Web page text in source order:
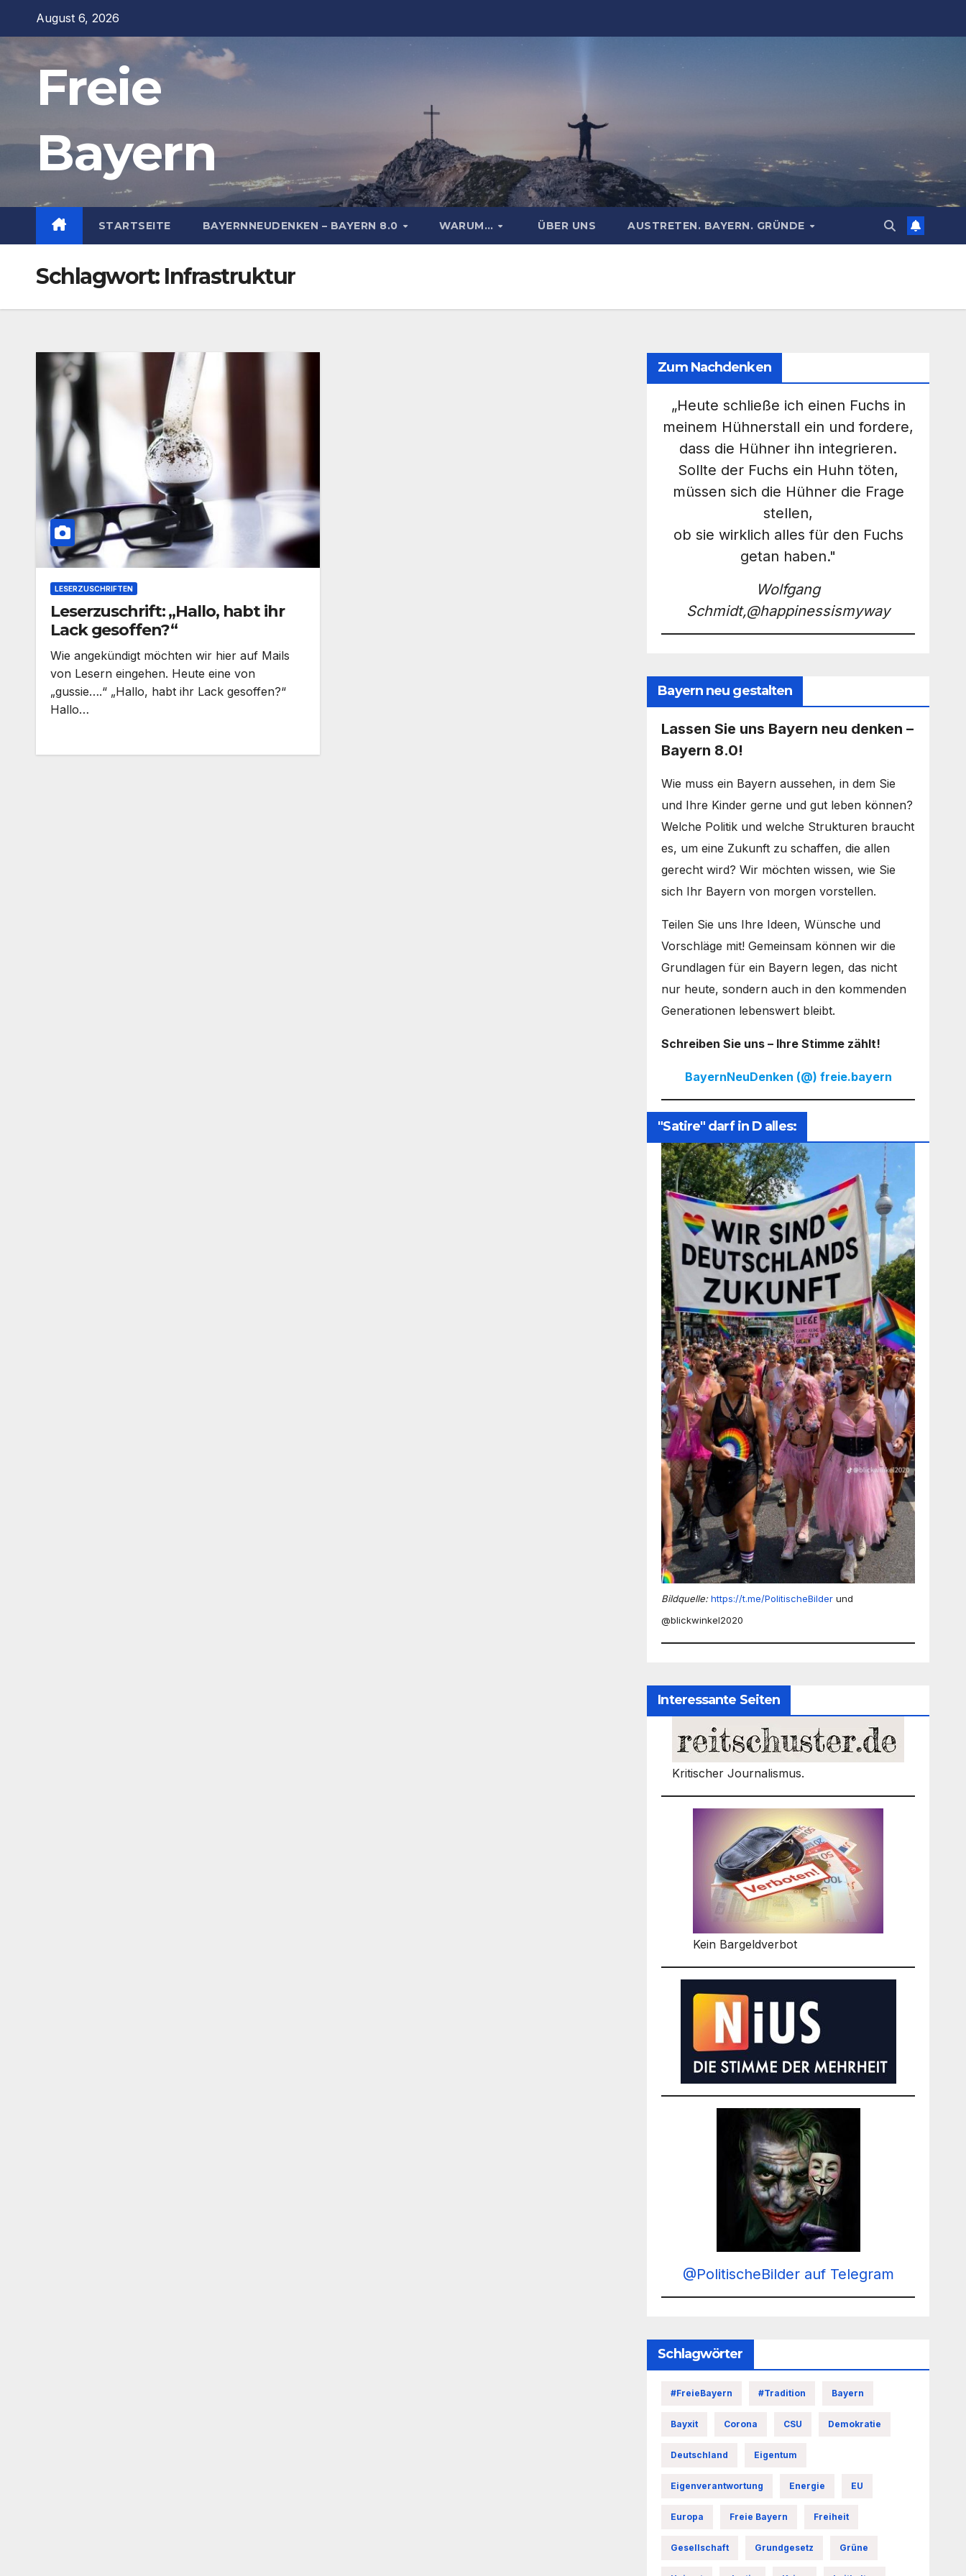
springen
August 6, 2026
Freie
Bayern
STARTSEITE BAYERNNEUDENKEN – BAYERN 8.0 WARUM… ÜBER UNS AUSTRETEN. BAYERN. GRÜNDE
Schlagwort: Infrastruktur
LESERZUSCHRIFTEN
Leserzuschrift: „Hallo, habt ihr
Lack gesoffen?“
Wie angekündigt möchten wir hier auf Mails
von Lesern eingehen. Heute eine von
„gussie….“ „Hallo, habt ihr Lack gesoffen?“
Hallo…
Zum Nachdenken
„Heute schließe ich einen Fuchs in
meinem Hühnerstall ein und fordere,
dass die Hühner ihn integrieren.
Sollte der Fuchs ein Huhn töten,
müssen sich die Hühner die Frage
stellen,
ob sie wirklich alles für den Fuchs
getan haben."
Wolfgang
Schmidt,@happinessismyway
Bayern neu gestalten
Lassen Sie uns Bayern neu denken –
Bayern 8.0!
Wie muss ein Bayern aussehen, in dem Sie
und Ihre Kinder gerne und gut leben können?
Welche Politik und welche Strukturen braucht
es, um eine Zukunft zu schaffen, die allen
gerecht wird? Wir möchten wissen, wie Sie
sich Ihr Bayern von morgen vorstellen.
Teilen Sie uns Ihre Ideen, Wünsche und
Vorschläge mit! Gemeinsam können wir die
Grundlagen für ein Bayern legen, das nicht
nur heute, sondern auch in den kommenden
Generationen lebenswert bleibt.
Schreiben Sie uns – Ihre Stimme zählt!
BayernNeuDenken (@) freie.bayern
"Satire" darf in D alles:
Bildquelle: https://t.me/PolitischeBilder und
@blickwinkel2020
Interessante Seiten
Kritischer Journalismus.
Kein Bargeldverbot
@PolitischeBilder auf Telegram
Schlagwörter
#FreieBayern #Tradition Bayern
Bayxit Corona CSU Demokratie
Deutschland Eigentum
Eigenverantwortung Energie EU
Europa Freie Bayern Freiheit
Gesellschaft Grundgesetz Grüne